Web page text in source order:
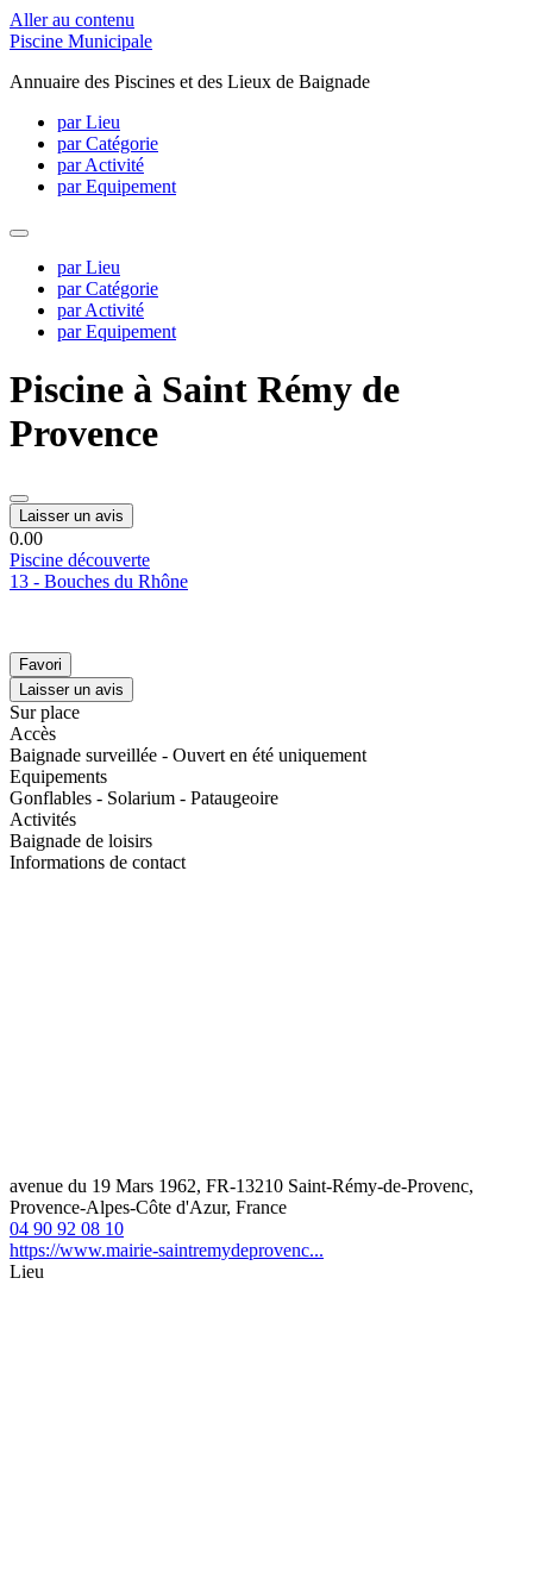
Aller au contenu
Piscine Municipale
Annuaire des Piscines et des Lieux de Baignade
par Lieu
par Catégorie
par Activité
par Equipement
par Lieu
par Catégorie
par Activité
par Equipement
Piscine à Saint Rémy de
Provence
Laisser un avis
0.00
Piscine découverte
13 - Bouches du Rhône
Favori
Laisser un avis
Sur place
Accès
Baignade surveillée - Ouvert en été uniquement
Equipements
Gonflables - Solarium - Pataugeoire
Activités
Baignade de loisirs
Informations de contact
avenue du 19 Mars 1962, FR-13210 Saint-Rémy-de-Provenc,
Provence-Alpes-Côte d'Azur, France
04 90 92 08 10
https://www.mairie-saintremydeprovenc...
Lieu